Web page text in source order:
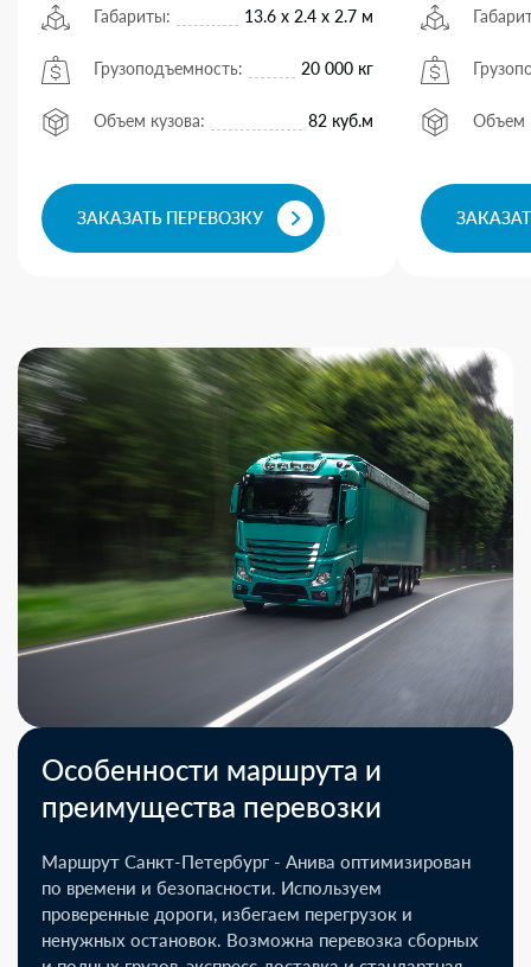
Габариты: 13.6 х 2.4 х 2.7 м
Грузоподъемность: 20 000 кг
Объем кузова: 82 куб.м
ЗАКАЗАТЬ ПЕРЕВОЗКУ
Объем
Особенности маршрута и
преимущества перевозки
Маршрут Санкт-Петербург - Анива оптимизирован
по времени и безопасности. Используем
проверенные дороги, избегаем перегрузок и
ненужных остановок. Возможна перевозка сборных